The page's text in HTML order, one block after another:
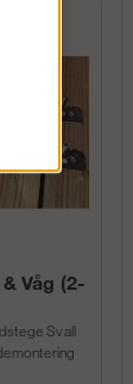
Våg (2-
Svall